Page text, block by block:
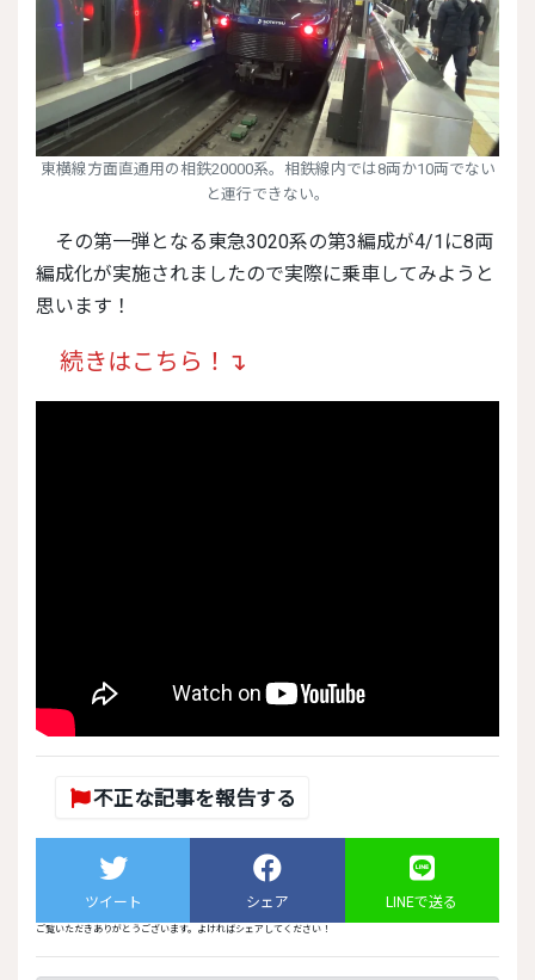
東横線方面直通用の相鉄20000系。相鉄線内では8両か10両でない
と運行できない。
その第一弾となる東急3020系の第3編成が4/1に8両
編成化が実施されましたので実際に乗車してみようと
思います！
続きはこちら！↴
不正な記事を報告する
ツイート シェア LINEで送る
ご覧いただきありがとうございます。よければシェアしてください！